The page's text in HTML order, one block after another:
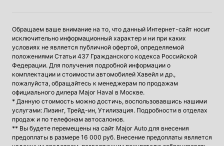
Обращаем ваше внимание на то, что данный Интернет-сайт носит
исключительно информационный характер и ни при каких
условиях не является публичной офертой, определяемой
положениями Статьи 437 Гражданского кодекса Российской
Федерации. Для получения подробной информации о
комплектации и стоимости автомобилей Хавейл и др.,
пожалуйста, обращайтесь к менеджерам по продажам
официального дилера Major Haval в Москве.
* Данную стоимость можно достичь, воспользовавшись нашими
услугами: Лизинг, Трейд-ин, Утилизация. Подробности в отделах
продаж и по телефонам автосалонов.
** Вы будете перемещены на сайт Major Auto для внесения
предоплаты в размере 16 000 руб. Внесение предоплаты является